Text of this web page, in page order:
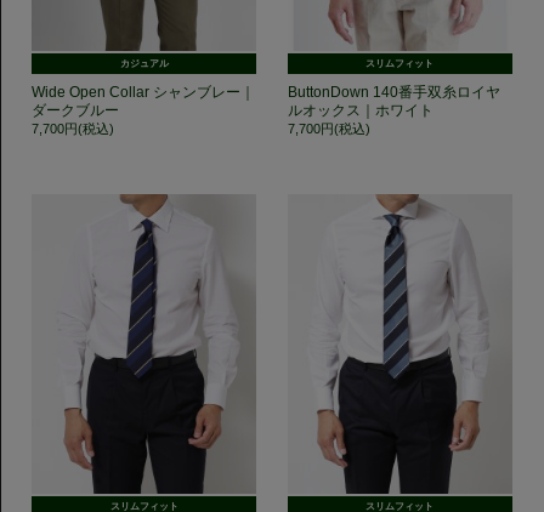
カジュアル
Wide Open Collar シャンブレー｜
ダークブルー
7,700円(税込)
スリムフィット
ButtonDown 140番手双糸ロイヤ
ルオックス｜ホワイト
7,700円(税込)
スリムフィット スリムフィット